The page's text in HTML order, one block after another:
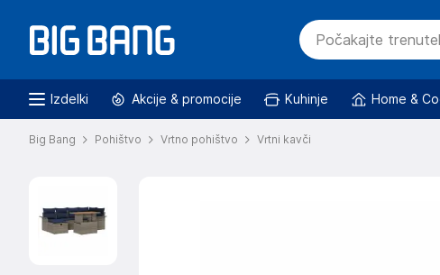
Izdelki Akcije & promocije Kuhinje Home &
Big Bang Pohištvo Vrtno pohištvo Vrtni kavči